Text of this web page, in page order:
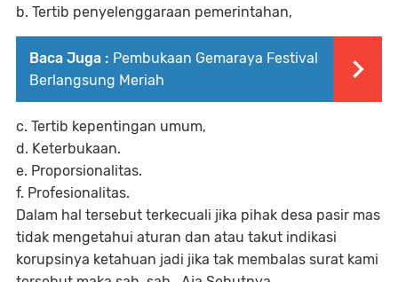
b. Tertib penyelenggaraan pemerintahan,
Baca Juga : Pembukaan Gemaraya Festival
Berlangsung Meriah
c. Tertib kepentingan umum,
d. Keterbukaan.
e. Proporsionalitas.
f. Profesionalitas.
Dalam hal tersebut terkecuali jika pihak desa pasir mas
tidak mengetahui aturan dan atau takut indikasi
korupsinya ketahuan jadi jika tak membalas surat kami